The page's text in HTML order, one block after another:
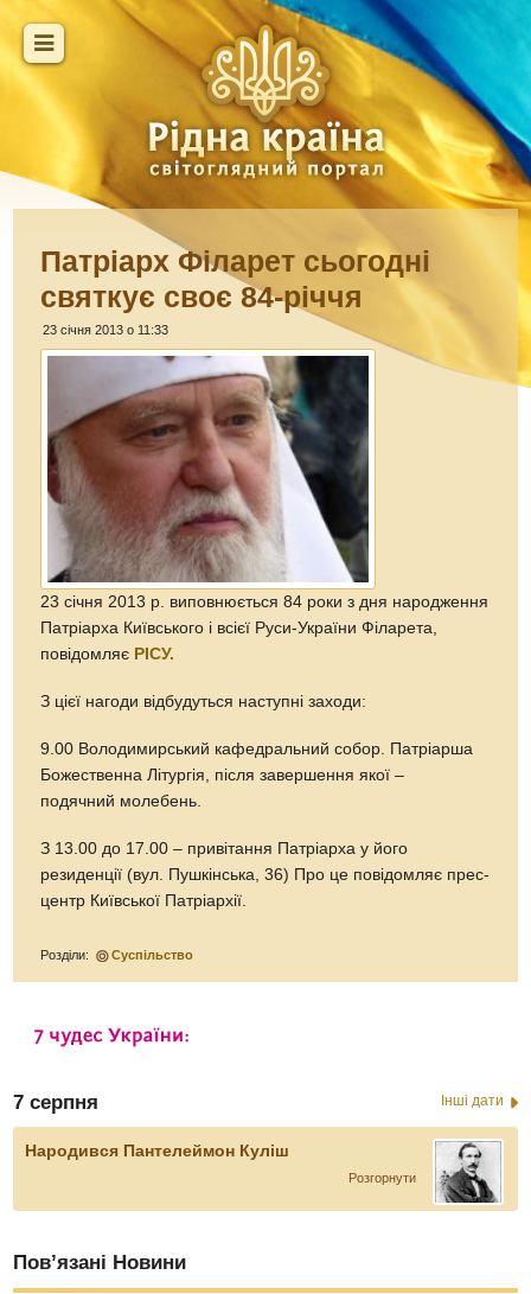
Патріарх Філарет сьогодні
святкує своє 84-річчя
23 січня 2013 о 11:33
23 січня 2013 р. виповнюється 84 роки з дня народження
Патріарха Київського і всієї Руси-України Філарета,
повідомляє РІСУ.
З цієї нагоди відбудуться наступні заходи:
9.00 Володимирський кафедральний собор. Патріарша
Божественна Літургія, після завершення якої –
подячний молебень.
З 13.00 до 17.00 – привітання Патріарха у його
резиденції (вул. Пушкінська, 36) Про це повідомляє прес-
центр Київської Патріархії.
Розділи: Суспільство
7 серпня Інші дати
Народився Пантелеймон Куліш
Розгорнути
Пов’язані Новини